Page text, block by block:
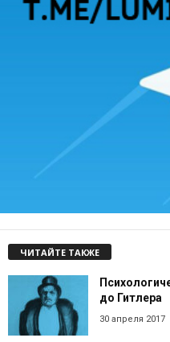
ЧИТАЙТЕ ТАКЖЕ
до Гитлера
30 апреля 2017